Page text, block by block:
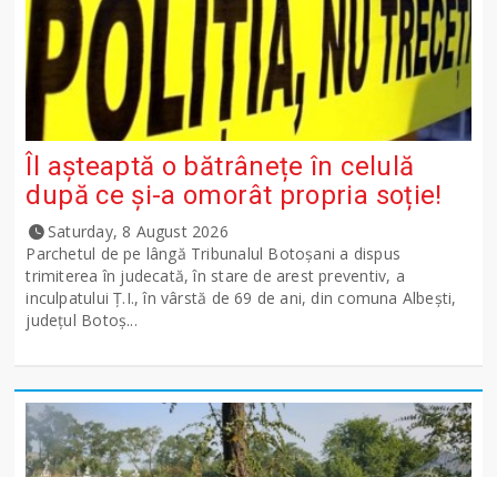
Îl așteaptă o bătrânețe în celulă
după ce și-a omorât propria soție!
Saturday, 8 August 2026
Parchetul de pe lângă Tribunalul Botoşani a dispus
trimiterea în judecată, în stare de arest preventiv, a
inculpatului Ț.I., în vârstă de 69 de ani, din comuna Albești,
județul Botoș...